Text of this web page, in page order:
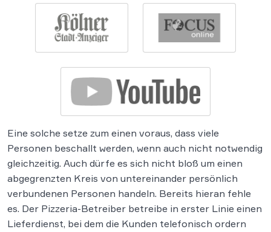
Eine solche setze zum einen voraus, dass viele
Personen beschallt werden, wenn auch nicht notwendig
gleichzeitig. Auch dürfe es sich nicht bloß um einen
abgegrenzten Kreis von untereinander persönlich
verbundenen Personen handeln. Bereits hieran fehle
es. Der Pizzeria-Betreiber betreibe in erster Linie einen
Lieferdienst, bei dem die Kunden telefonisch ordern